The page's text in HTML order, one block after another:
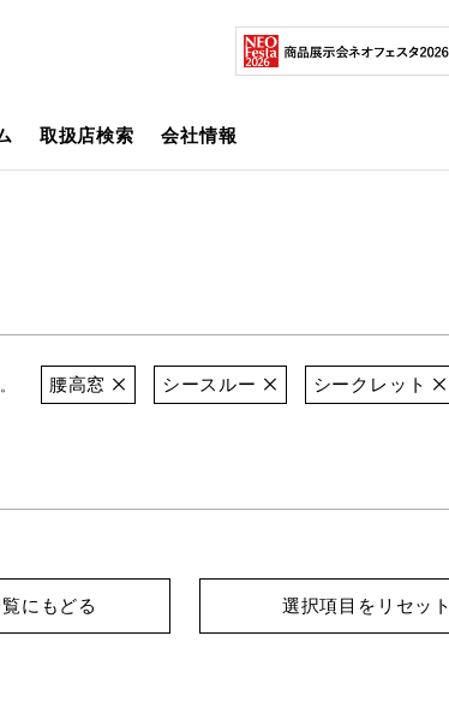
取扱店検索 会社情報
腰高窓 シースルー シークレット
にもどる 選択項目をリセット